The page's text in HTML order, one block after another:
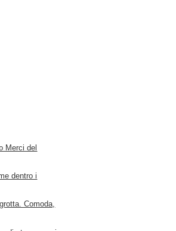
Merci del
dentro i
Comoda,